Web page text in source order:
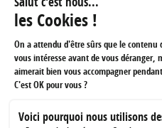
COORDONNÉES
159 avenue Gallieni
93170 BAGNOLET
Téléphone :
01 60 43 61 45